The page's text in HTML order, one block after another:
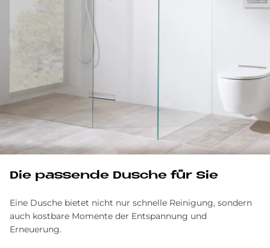
Die pas­sen­de Du­sche für Sie
Eine Dusche bietet nicht nur schnelle Reinigung, sondern
auch kostbare Momente der Entspannung und
Erneuerung.